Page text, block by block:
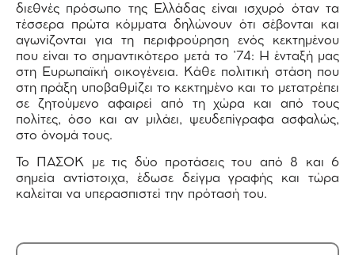
διεθνές πρόσωπο της Ελλάδας είναι ισχυρό όταν τα
τέσσερα πρώτα κόμματα δηλώνουν ότι σέβονται και
αγωνίζονται για τη περιφρούρηση ενός κεκτημένου
που είναι το σημαντικότερο μετά το ’74: Η ένταξή μας
στη Ευρωπαϊκή οικογένεια. Κάθε πολιτική στάση που
στη πράξη υποβαθμίζει το κεκτημένο και το μετατρέπει
σε ζητούμενο αφαιρεί από τη χώρα και από τους
πολίτες, όσο και αν μιλάει, ψευδεπίγραφα ασφαλώς,
στο όνομά τους.
Το ΠΑΣΟΚ με τις δύο προτάσεις του από 8 και 6
σημεία αντίστοιχα, έδωσε δείγμα γραφής και τώρα
καλείται να υπερασπιστεί την πρότασή του.